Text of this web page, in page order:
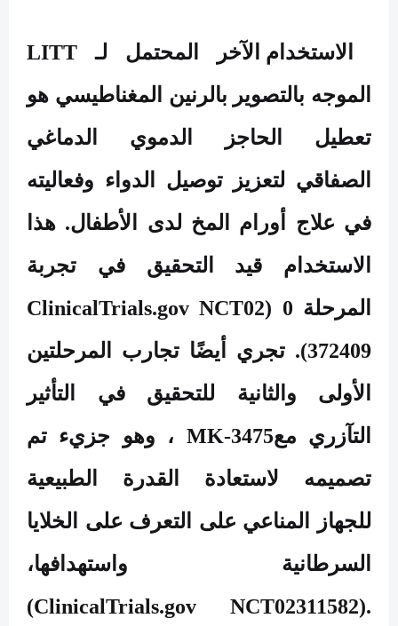
الاستخدام الآخر المحتمل لـ LITT
الموجه بالتصوير بالرنين المغناطيسي هو
تعطيل الحاجز الدموي الدماغي
الصفاقي لتعزيز توصيل الدواء وفعاليته
في علاج أورام المخ لدى الأطفال. هذا
الاستخدام قيد التحقيق في تجربة
المرحلة 0 (
ClinicalTrials.gov NCT02
372409). تجري أيضًا تجارب المرحلتين
الأولى والثانية للتحقيق في التأثير
التآزري معMK-3475 ، وهو جزيء تم
تصميمه لاستعادة القدرة الطبيعية
للجهاز المناعي على التعرف على الخلايا
السرطانية واستهدافها،
(ClinicalTrials.gov NCT02311582).